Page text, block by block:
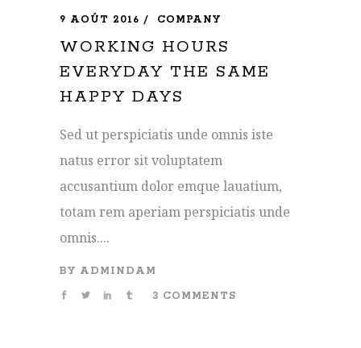
9 AOÛT 2016 COMPANY
WORKING HOURS
EVERYDAY THE SAME
HAPPY DAYS
Sed ut perspiciatis unde omnis iste
natus error sit voluptatem
accusantium dolor emque lauatium,
totam rem aperiam perspiciatis unde
omnis....
BY ADMINDAM
3 COMMENTS